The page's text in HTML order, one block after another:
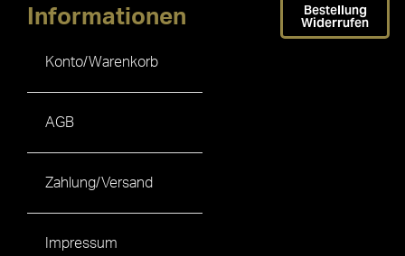
Informationen
Konto/Warenkorb
AGB
Zahlung/Versand
Impressum
Bestellung
Widerrufen